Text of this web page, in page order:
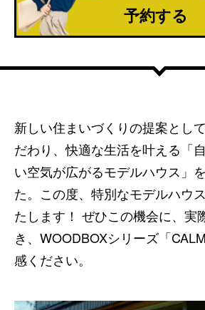
予約する
新しい住まいづくりの提案とし
だわり、快適な生活を叶える「
い空気が広がるモデルハウス」
た。この度、特別なモデルハウ
たします！ ぜひこの機会に、実
き、WOODBOXシリーズ「
感ください。